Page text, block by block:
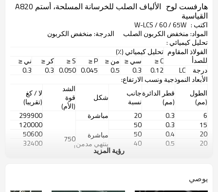
هارفست لوح
الألياف الصلب للخرسانة المسلحة، أستم A820
القياسية
اكتب : W-LCS / 60 / 65W
المواد:منخفض الكربون الصلب الدرجة:منخفض الكربون
تحليل كيميائي :
الفولاذ المقاوم
للصدأ
تحليل كيميائي (٪)
C
≤ سي≤ من≤
P
≤
S
≤ كر ≤ ني≤
درجة
LC
0.12
0.3
0.5
0.045
0.050
0.3
0.3
الأبعاد النموذجية ونسب الارتفاع:
الطول
(مم)
قطر الدائرة
(مم)
جانب
نسبة
شكل
الشد
قوة
(الأم)
لا / كغ
(تقريبا)
6
0.3
20 مباشرة
750
|
299900
15
0.3
50
مباشرة
ينتهي مدمن
مخدرات
120000
20
0.4
50
50600
20
0.5
40
32400
30
* طول الألياف الأخرى يمكن تصنيعها بناء على طلبها؛
رؤية المزيد
يوصي